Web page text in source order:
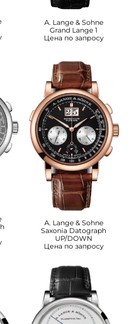
A. Lange & Sohne
Grand Lange 1
Цена по запросу
A. Lange & Sohne
Saxonia Datograph
UP/DOWN
Цена по запросу